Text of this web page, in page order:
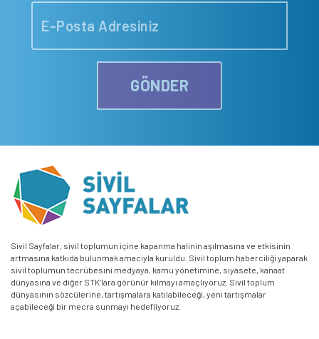
GÖNDER
Sivil Sayfalar, sivil toplumun içine kapanma halinin aşılmasına ve etkisinin
artmasına katkıda bulunmak amacıyla kuruldu. Sivil toplum haberciliği yaparak
sivil toplumun tecrübesini medyaya, kamu yönetimine, siyasete, kanaat
dünyasına ve diğer STK’lara görünür kılmayı amaçlıyoruz. Sivil toplum
dünyasının sözcülerine, tartışmalara katılabileceği, yeni tartışmalar
açabileceği bir mecra sunmayı hedefliyoruz.